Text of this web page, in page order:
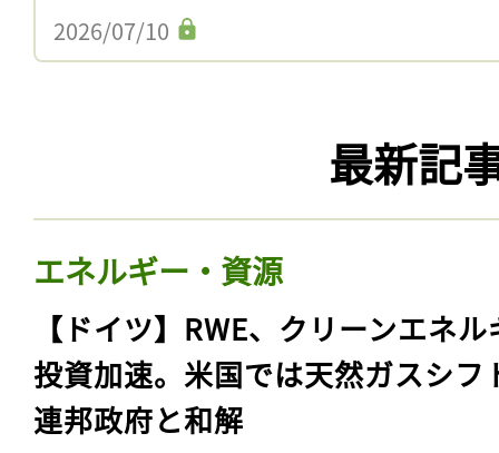
2026/07/10
最新記
エネルギー・資源
【ドイツ】RWE、クリーンエネ
投資加速。米国では天然ガスシフ
連邦政府と和解